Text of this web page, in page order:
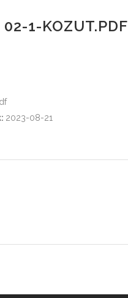
02-1-KOZUT.PDF
2023-08-21